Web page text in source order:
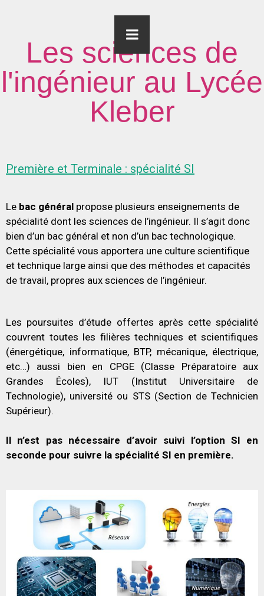
Les sciences de
l'ingénieur au Lycée
Kleber
Première et Terminale : spécialité SI
Le bac général propose plusieurs enseignements de
spécialité dont les sciences de l’ingénieur. Il s’agit donc
bien d’un bac général et non d’un bac technologique.
Cette spécialité vous apportera une culture scientifique
et technique large ainsi que des méthodes et capacités
de travail, propres aux sciences de l’ingénieur.
Les poursuites d’étude offertes après cette spécialité
couvrent toutes les filières techniques et scientifiques
(énergétique, informatique, BTP, mécanique, électrique,
etc…) aussi bien en CPGE (Classe Préparatoire aux
Grandes Écoles), IUT (Institut Universitaire de
Technologie), université ou STS (Section de Technicien
Supérieur).
Il n’est pas nécessaire d’avoir suivi l’option SI en
seconde pour suivre la spécialité SI en première.